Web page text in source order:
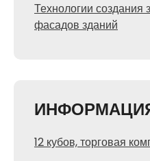
Технологии
фасадов зданий
12 кубов, торговая